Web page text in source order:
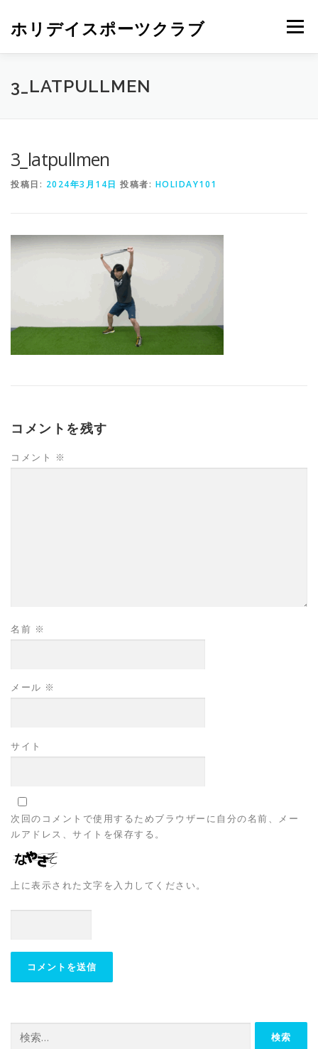
ホリデイスポーツクラブ メニュー
3_LATPULLMEN
3_latpullmen
投稿日: 2024年3月14日 投稿者: HOLIDAY101
コメントを残す
コメント ※
名前 ※
メール ※
サイト
次回のコメントで使用するためブラウザーに自分の名前、メー
ルアドレス、サイトを保存する。
上に表示された文字を入力してください。